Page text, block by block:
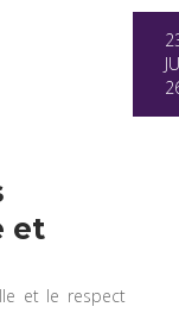
et
et le respect